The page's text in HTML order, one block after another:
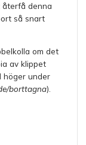
återfå denna
så snart
om det
av klippet
höger under
borttagna).